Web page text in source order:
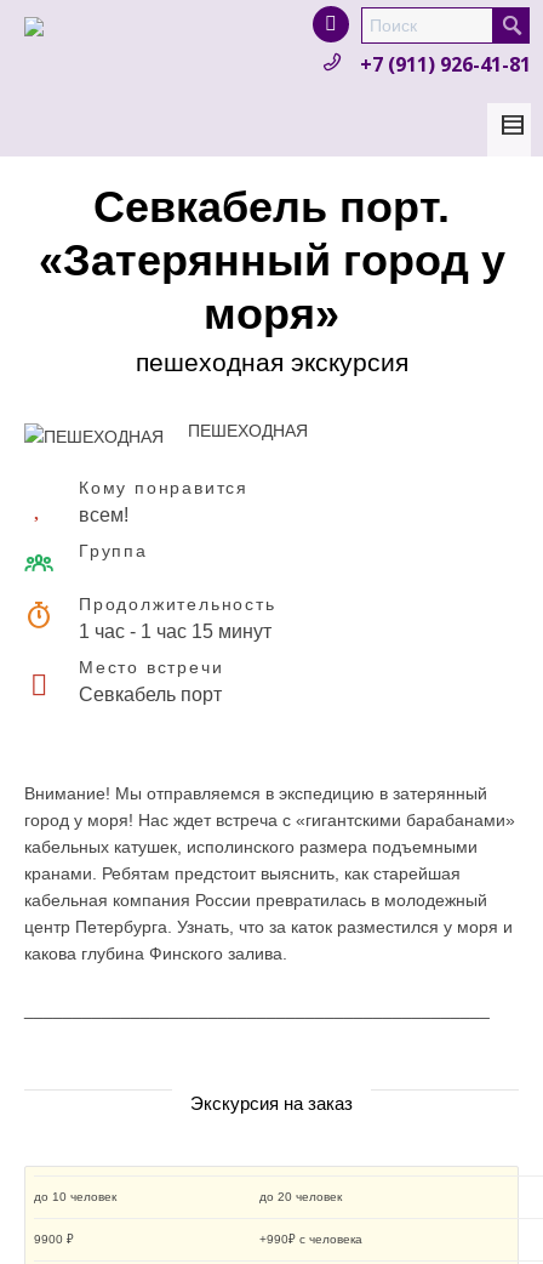
product in a size size .
colour items.
+7 (911) 926-41-81
Севкабель порт.
«Затерянный город у
моря»
пешеходная экскурсия
ПЕШЕХОДНАЯ
Кому понравится
всем!
Группа
Продолжительность
1 час - 1 час 15 минут
Место встречи
Севкабель порт
Внимание! Мы отправляемся в экспедицию в затерянный
город у моря! Нас ждет встреча с «гигантскими барабанами»
кабельных катушек, исполинского размера подъемными
кранами. Ребятам предстоит выяснить, как старейшая
кабельная компания России превратилась в молодежный
центр Петербурга. Узнать, что за каток разместился у моря и
какова глубина Финского залива.
Экскурсия на заказ
до 10 человек до 20 человек
9900 ₽ +990₽ с человека